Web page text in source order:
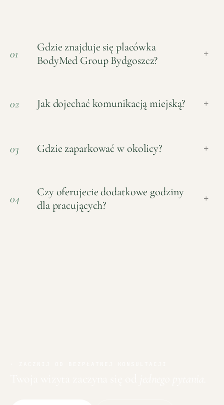
01
Gdzie znajduje się placówka
BodyMed Group Bydgoszcz?
+
02 Jak dojechać komunikacją miejską? +
03 Gdzie zaparkować w okolicy? +
04
Czy oferujecie dodatkowe godziny
dla pracujących?
+